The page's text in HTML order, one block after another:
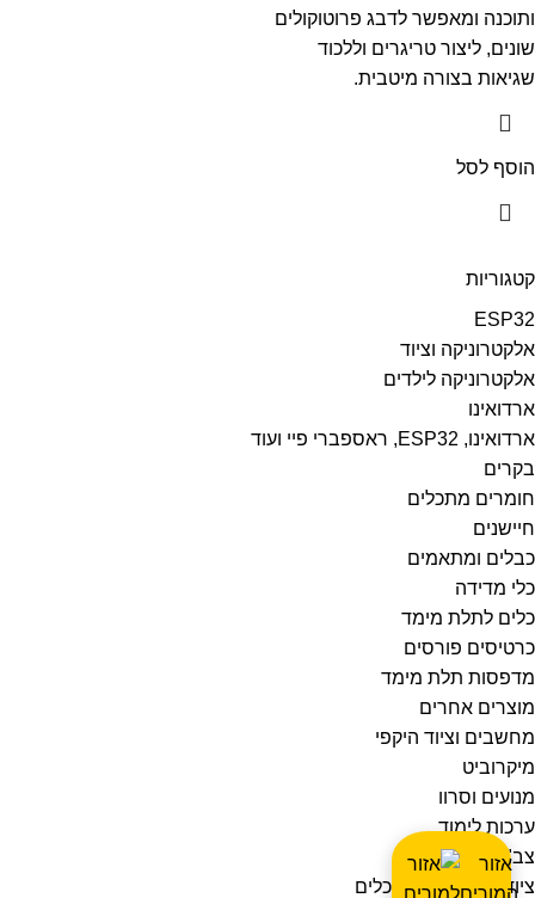
אזור
המורים
קטגוריות
ESP32
אלקטרוניקה וציוד
אלקטרוניקה לילדים
ארדואינו
ארדואינו, ESP32, ראספברי פיי ועוד
בקרים
חומרים מתכלים
חיישנים
כבלים ומתאמים
כלי מדידה
כלים לתלת מימד
כרטיסים פורסים
מדפסות תלת מימד
מוצרים אחרים
מחשבים וציוד היקפי
מיקרוביט
מנועים וסרוו
ערכות לימוד
צב"ד
ציוד למייקרים ומתכלים
ותוכנה ומאפשר לדבג פרוטוקולים
שונים, ליצור טריגרים וללכוד
שגיאות בצורה מיטבית.
הוסף לסל